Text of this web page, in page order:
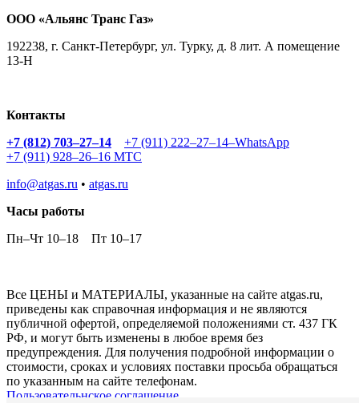
ООО «Альянс Транс Газ»
192238, г. Санкт-Петербург, ул. Турку, д. 8 лит. А помещение
13-Н
Контакты
+7 (812) 703–27–14
+7 (911) 222–27–14–WhatsApp
+7 (911) 928–26–16 МТС
info@atgas.ru • atgas.ru
Часы работы
Пн–Чт 10–18
Пт 10–17
Все ЦЕНЫ и МАТЕРИАЛЫ, указанные на сайте atgas.ru,
приведены как справочная информация и не являются
публичной офертой, определяемой положениями ст. 437 ГК
РФ, и могут быть изменены в любое время без
предупреждения. Для получения подробной информации о
стоимости, сроках и условиях поставки просьба обращаться
по указанным на сайте телефонам.
Пользовательнское соглашение